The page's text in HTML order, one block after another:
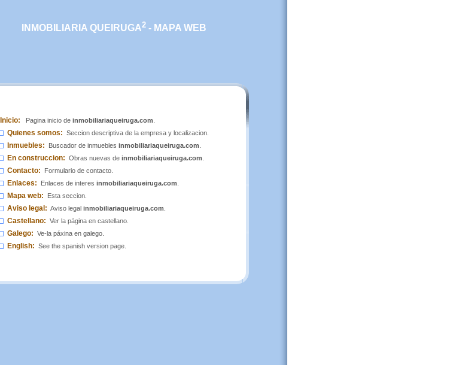
INMOBILIARIA QUEIRUGA2- MAPA WEB
Inicio: Pagina inicio de inmobiliariaqueiruga.com
Quienes somos: Seccion descriptiva de la empresa y localizacion.
Inmuebles: Buscador de inmuebles inmobiliariaqueiruga.com
En construccion: Obras nuevas de inmobiliariaqueiruga.com
Contacto: Formulario de contacto.
Enlaces: Enlaces de interes inmobiliariaqueiruga.com
Mapa web: Esta seccion.
Aviso legal: Aviso legal inmobiliariaqueiruga.com
Castellano: Ver la página en castellano.
Galego: Ve-la páxina en galego.
English: See the spanish version page.